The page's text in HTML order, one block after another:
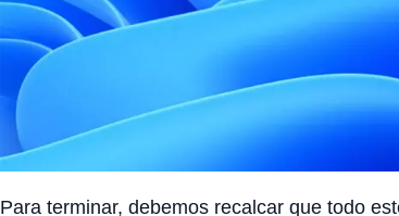
Para terminar, debemos recalcar que todo